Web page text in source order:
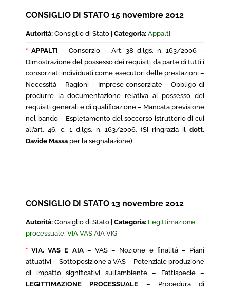
CONSIGLIO DI STATO 15 novembre 2012
Autorità: Consiglio di Stato | Categoria: Appalti
* APPALTI– Consorzio – Art. 38 d.lgs. n. 163/2006 –
Dimostrazione del possesso dei requisiti da parte di tutti i
consorziati individuati come esecutori delle prestazioni –
Necessità – Ragioni – Imprese consorziate – Obbligo di
produrre la documentazione relativa al possesso dei
requisiti generali e di qualificazione – Mancata previsione
nel bando – Espletamento del soccorso istruttorio di cui
all’art. 46, c. 1 d.lgs. n. 163/2006. (Si ringrazia il dott.
Davide Massa per la segnalazione)
CONSIGLIO DI STATO 13 novembre 2012
Autorità: Consiglio di Stato | Categoria: Legittimazione
processuale, VIA VAS AIA VIG
* VIA, VAS E AIA– VAS – Nozione e finalità – Piani
attuativi – Sottoposizione a VAS – Potenziale produzione
di impatto significativi sull’ambiente – Fattispecie –
LEGITTIMAZIONE PROCESSUALE – Procedura di